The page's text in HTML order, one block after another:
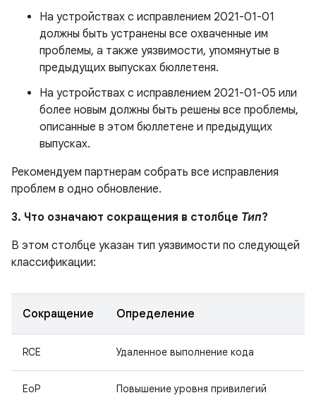
На устройствах с исправлением 2021-01-01
должны быть устранены все охваченные им
проблемы, а также уязвимости, упомянутые в
предыдущих выпусках бюллетеня.
На устройствах с исправлением 2021-01-05 или
более новым должны быть решены все проблемы,
описанные в этом бюллетене и предыдущих
выпусках.
Рекомендуем партнерам собрать все исправления
проблем в одно обновление.
3. Что означают сокращения в столбце Тип?
В этом столбце указан тип уязвимости по следующей
классификации:
Сокращение Определение
RCE Удаленное выполнение кода
EoP Повышение уровня привилегий